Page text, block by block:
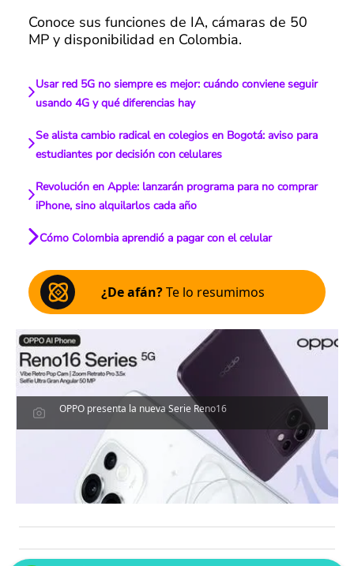
Conoce sus funciones de IA, cámaras de 50
MP y disponibilidad en Colombia.
Usar red 5G no siempre es mejor: cuándo conviene seguir
usando 4G y qué diferencias hay
Se alista cambio radical en colegios en Bogotá: aviso para
estudiantes por decisión con celulares
Revolución en Apple: lanzarán programa para no comprar
iPhone, sino alquilarlos cada año
Cómo Colombia aprendió a pagar con el celular
¿De afán?Te lo resumimos
OPPO presenta la nueva Serie Reno16